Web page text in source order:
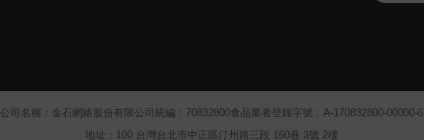
公司名稱：金石網絡股份有限公司 統編：70832800食品業者登錄字號：A-170832800-00000-6
地址：100 台灣台北市中正區汀州路三段 160巷 3號 2樓